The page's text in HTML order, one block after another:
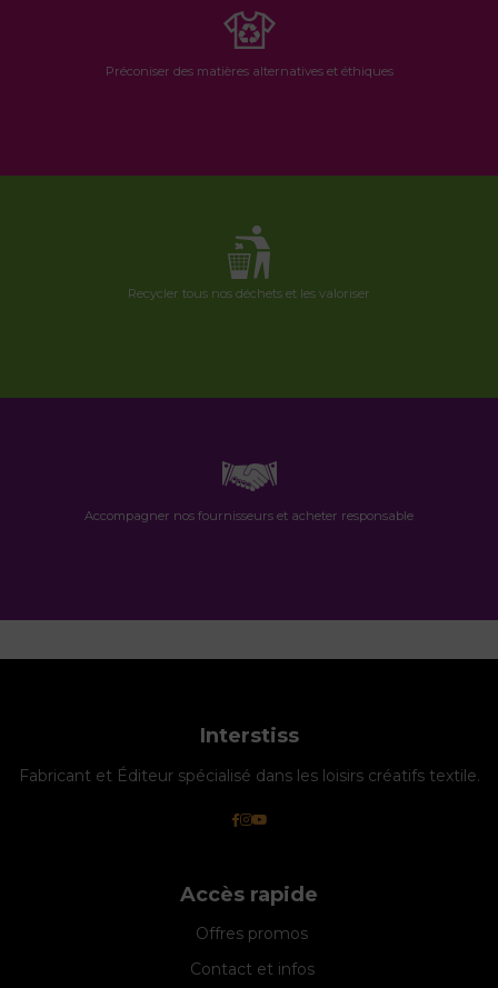
Préconiser des matières alternatives et éthiques
Recycler tous nos déchets et les valoriser
Accompagner nos fournisseurs et acheter responsable
Interstiss
Fabricant et Éditeur spécialisé dans les loisirs créatifs textile.
Accès rapide
Offres promos
Contact et infos